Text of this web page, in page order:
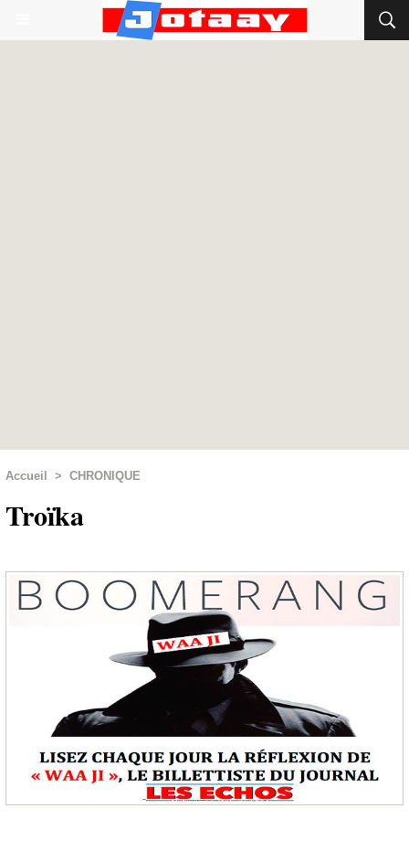
Accueil > CHRONIQUE
Troïka